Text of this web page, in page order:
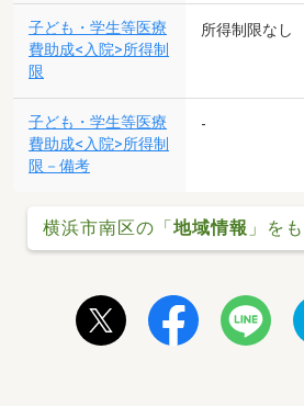
子ども・学生等医療
費助成<入院>所得制
限
所得制限なし
子ども・学生等医療
費助成<入院>所得制
限－備考
-
横浜市南区の「 地域情報 」を